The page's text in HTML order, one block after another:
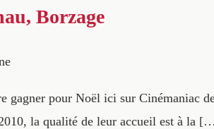
Borzage
gagner pour Noël ici sur Cinémaniac
la qualité de leur accueil est à la